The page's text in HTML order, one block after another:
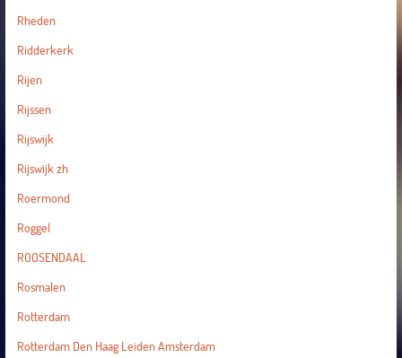
Rheden
Ridderkerk
Rijen
Rijssen
Rijswijk
Rijswijk zh
Roermond
Roggel
ROOSENDAAL
Rosmalen
Rotterdam
Rotterdam Den Haag Leiden Amsterdam